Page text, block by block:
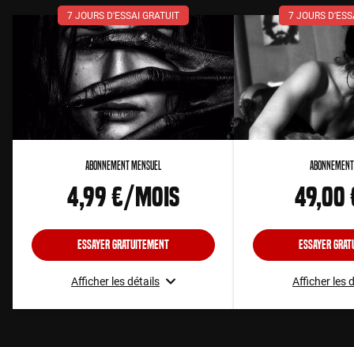
7 JOURS D'ESSAI GRATUIT
Abonnement Mensuel
4,99 €/mois
Essayer gratuitement
Afficher les détails
7 JOURS
Essayer
Afficher les